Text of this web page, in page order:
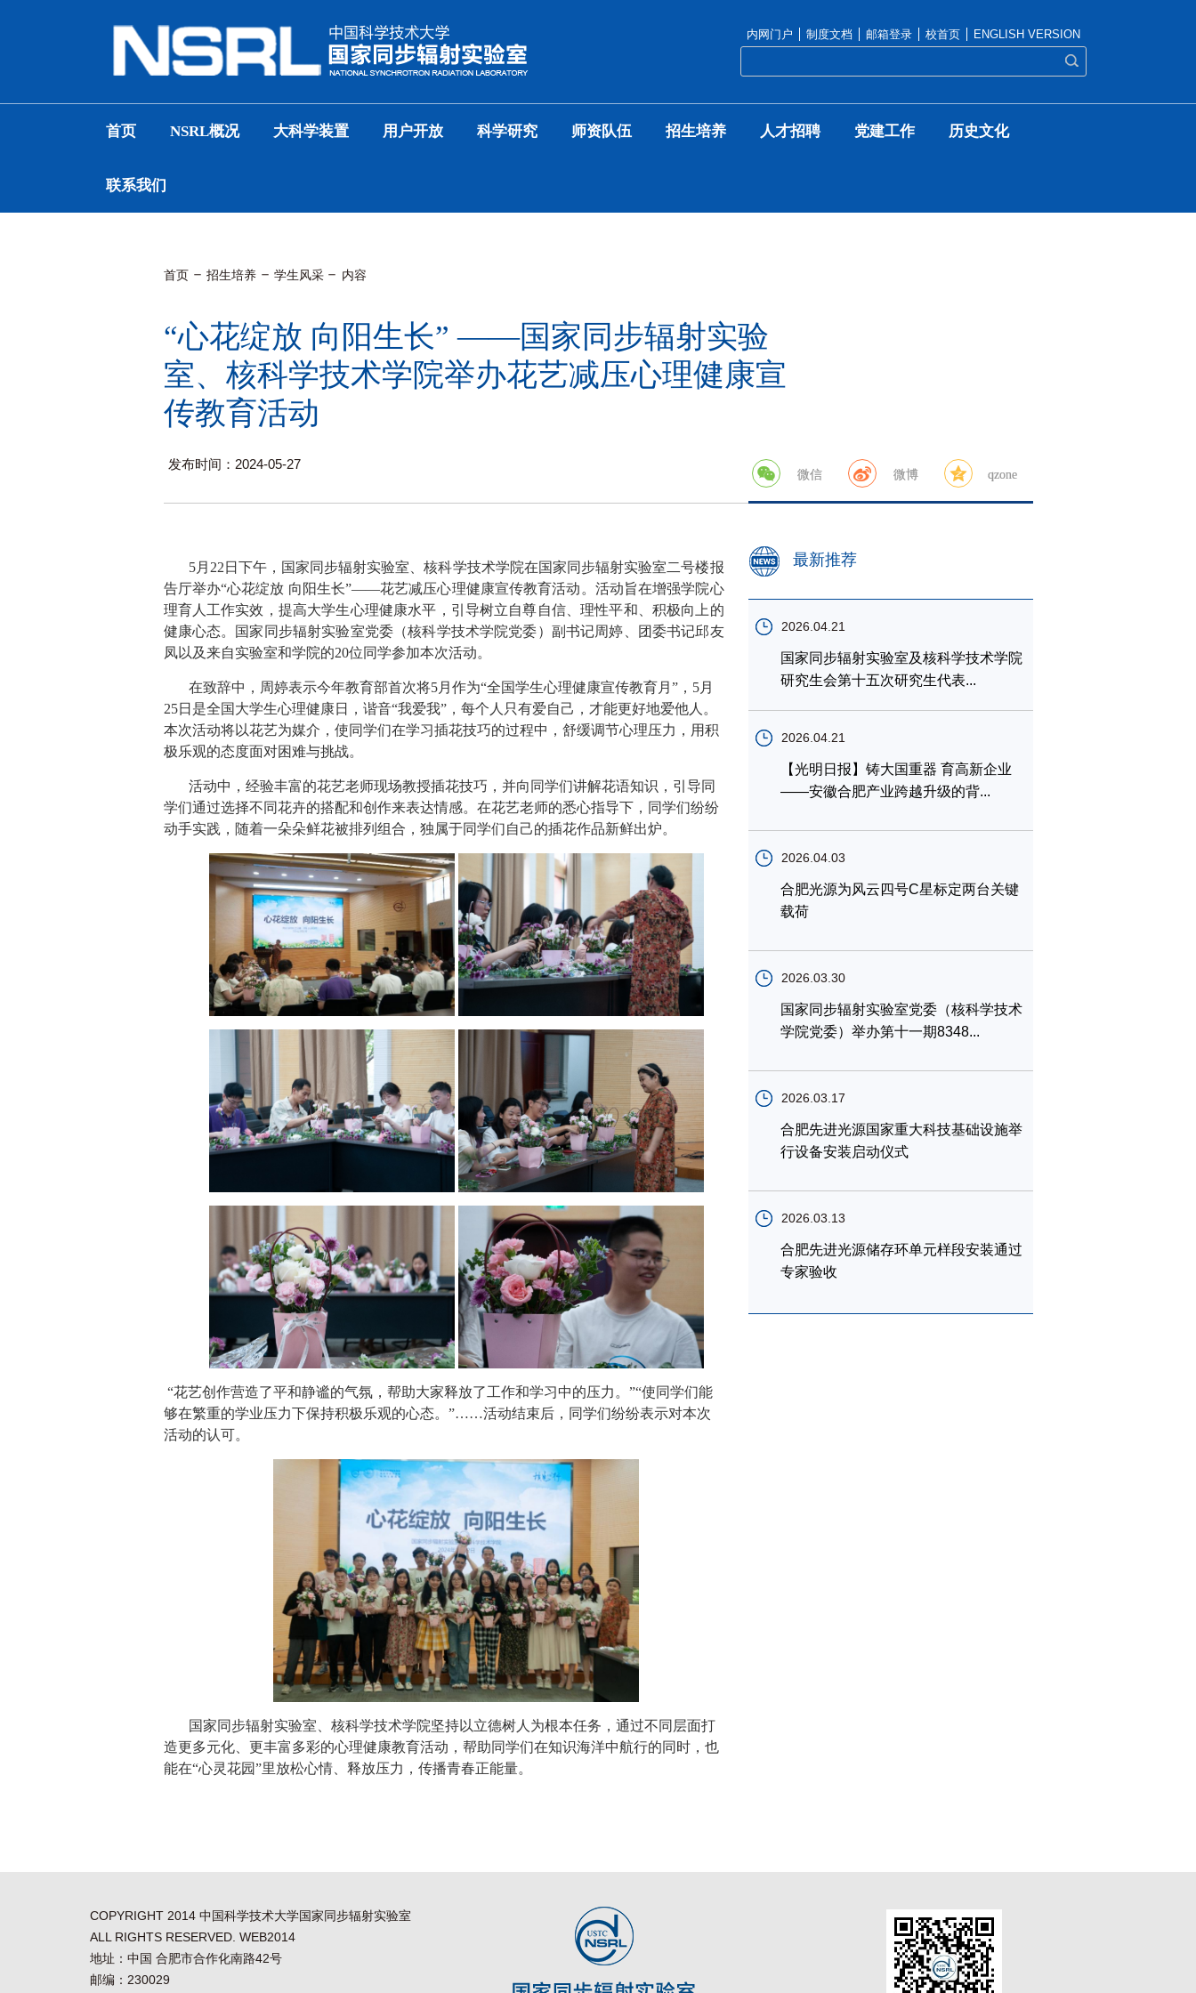
内网门户 制度文档 邮箱登录 校首页 ENGLISH VERSION
首页 NSRL概况 大科学装置 用户开放 科学研究 师资队伍 招生培养 人才招聘 党建工作 历史文化
联系我们
首页 招生培养 学生风采 内容
“心花绽放 向阳生长” ——国家同步辐射实验
室、核科学技术学院举办花艺减压心理健康宣
传教育活动
发布时间：2024-05-27
微信 微博 qzone
最新推荐
2026.04.21
国家同步辐射实验室及核科学技术学院
研究生会第十五次研究生代表...
2026.04.21
【光明日报】铸大国重器 育高新企业
——安徽合肥产业跨越升级的背...
2026.04.03
合肥光源为风云四号C星标定两台关键
载荷
2026.03.30
国家同步辐射实验室党委（核科学技术
学院党委）举办第十一期8348...
2026.03.17
合肥先进光源国家重大科技基础设施举
行设备安装启动仪式
2026.03.13
合肥先进光源储存环单元样段安装通过
专家验收
5月 22 日下午，国家同步辐射实验室、核科学技术学院在国家同步辐射实验室二号楼报
告厅举办“心花绽放 向阳生长”——花艺减压心理健康宣传教育活动。活动旨在增强学院心
理育人工作实效，提高大学生心理健康水平，引导树立自尊自信、理性平和、积极向上的
健康心态。国家同步辐射实验室党委（核科学技术学院党委）副书记周婷、团委书记邱友
凤以及来自实验室和学院的20位同学参加本次活动。
在致辞中，周婷表示今年教育部首次将5月作为“全国学生心理健康宣传教育月”， 5月
25日是全国大学生心理健康日，谐音“我爱我”，每个人只有爱自己，才能更好地爱他人。
本次活动将以花艺为媒介，使同学们在学习插花技巧的过程中，舒缓调节心理压力，用积
极乐观的态度面对困难与挑战。
活动中，经验丰富的花艺老师现场教授插花技巧，并向同学们讲解花语知识，引导同
学们通过选择不同花卉的搭配和创作来表达情感。在花艺老师的悉心指导下，同学们纷纷
动手实践，随着一朵朵鲜花被排列组合，独属于同学们自己的插花作品新鲜出炉。
“花艺创作营造了平和静谧的气氛，帮助大家释放了工作和学习中的压力。”“使同学们能
够在繁重的学业压力下保持积极乐观的心态。”……活动结束后，同学们纷纷表示对本次
活动的认可。
国家同步辐射实验室、核科学技术学院坚持以立德树人为根本任务，通过不同层面打
造更多元化、更丰富多彩的心理健康教育活动，帮助同学们在知识海洋中航行的同时，也
能在“心灵花园”里放松心情、释放压力，传播青春正能量。
COPYRIGHT 2014 中国科学技术大学国家同步辐射实验室
ALL RIGHTS RESERVED. WEB2014
地址：中国 合肥市合作化南路42号
邮编：230029